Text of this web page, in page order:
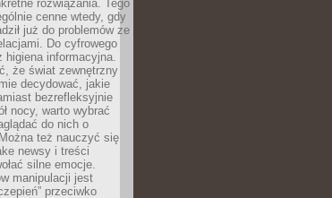
rozwiązania. Tego
cenne wtedy, gdy
już do problemów ze
Do cyfrowego
higiena informacyjna.
że świat zewnętrzny
decydować, jakie
bezrefleksyjnie
nocy, warto wybrać
do nich o
też nauczyć się
newsy i treści
silne emocje.
manipulacji jest
przeciwko